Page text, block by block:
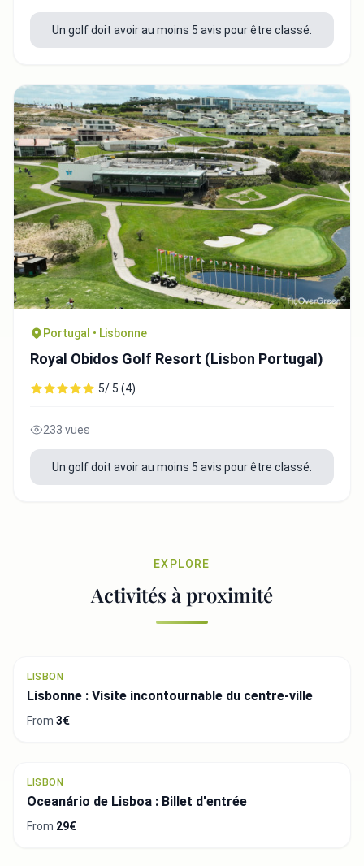
Un golf doit avoir au moins 5 avis pour être classé.
Portugal • Lisbonne
Royal Obidos Golf Resort (Lisbon Portugal)
5/ 5 (4)
233 vues
Un golf doit avoir au moins 5 avis pour être classé.
EXPLORE
Activités à proximité
LISBON
Lisbonne : Visite incontournable du centre-ville
From 3€
LISBON
Oceanário de Lisboa : Billet d'entrée
From 29€